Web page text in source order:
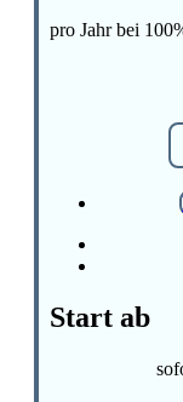
pro Jahr bei
Start ab